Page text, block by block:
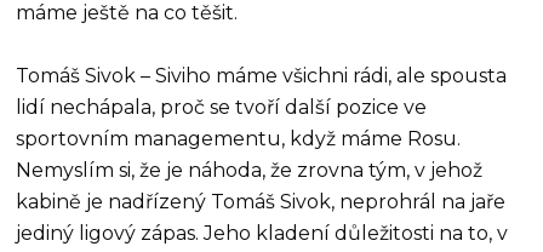
máme ještě na co těšit.
Tomáš Sivok – Siviho máme všichni rádi, ale spousta
lidí nechápala, proč se tvoří další pozice ve
sportovním managementu, když máme Rosu.
Nemyslím si, že je náhoda, že zrovna tým, v jehož
kabině je nadřízený Tomáš Sivok, neprohrál na jaře
jediný ligový zápas. Jeho kladení důležitosti na to, v